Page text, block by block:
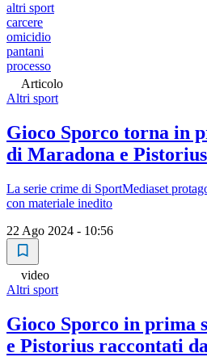
altri sport
carcere
omicidio
pantani
processo
Articolo
Altri sport
Gioco Sporco torna in
di Maradona e Pistorius
La serie crime di SportMediaset
con materiale inedito
22 Ago 2024 - 10:56
video
Altri sport
Gioco Sporco in prima
e Pistorius raccontati